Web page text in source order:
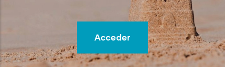
Acceder